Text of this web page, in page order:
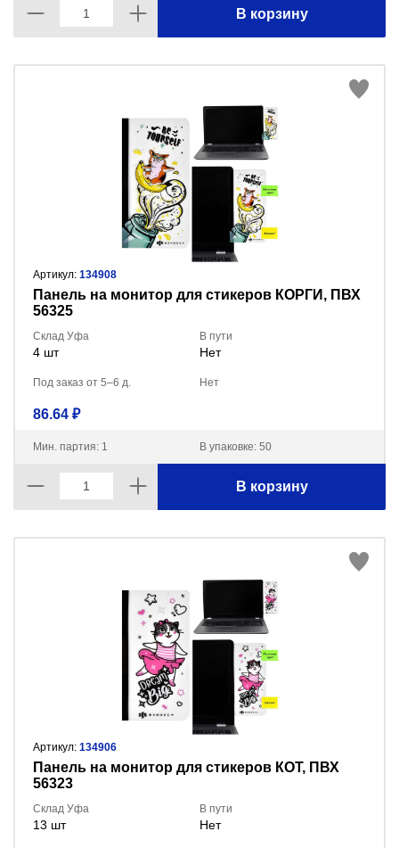
В корзину
Артикул: 134908
Панель на монитор для стикеров КОРГИ, ПВХ
56325
Склад Уфа
4 шт
В пути
Нет
Под заказ от 5–6 д. Нет
86.64 ₽
Мин. партия: 1 В упаковке: 50
В корзину
Артикул: 134906
Панель на монитор для стикеров КОТ, ПВХ
56323
Склад Уфа
13 шт
В пути
Нет